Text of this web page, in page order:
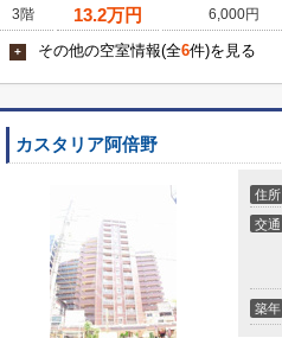
3階
13.2万円 6,000円
+ その他の空室情報(全6件)を見る
カスタリア阿倍野
住所
交通
築年